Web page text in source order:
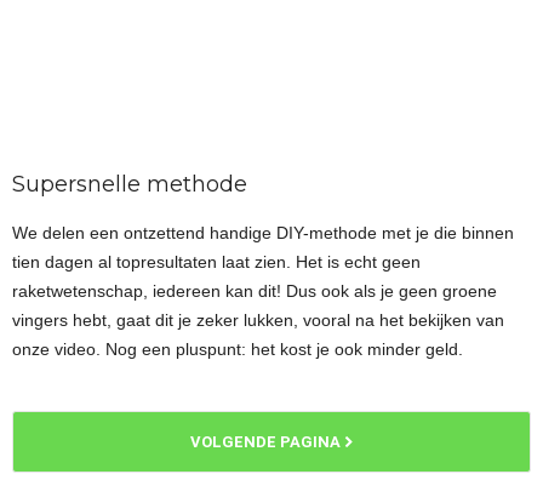
Supersnelle methode
We delen een ontzettend handige DIY-methode met je die binnen
tien dagen al topresultaten laat zien. Het is echt geen
raketwetenschap, iedereen kan dit! Dus ook als je geen groene
vingers hebt, gaat dit je zeker lukken, vooral na het bekijken van
onze video. Nog een pluspunt: het kost je ook minder geld.
VOLGENDE PAGINA